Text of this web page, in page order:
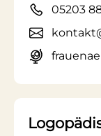
05203